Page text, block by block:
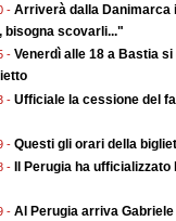
- Arriverà dalla Danimarca
bisogna scovarli..."
- Venerdì alle 18 a Bastia
- Ufficiale la cessione del
- Questi gli orari della
-
Il Perugia ha
- Al Perugia arriva